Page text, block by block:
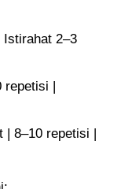
Istirahat 2–3
repetisi |
| 8–10 repetisi |